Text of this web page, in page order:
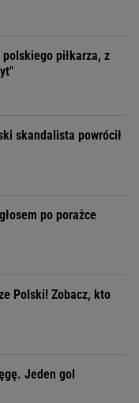
piłkarza, z
skandalista powrócił
po porażce
Polski! Zobacz, kto
Jeden gol